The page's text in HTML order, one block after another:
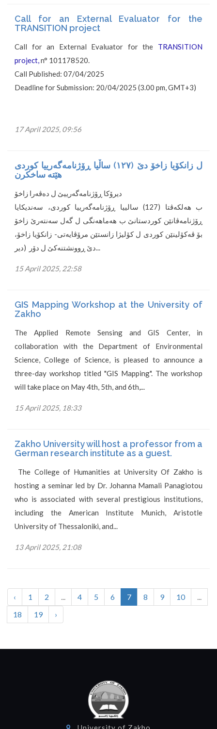
Call for an External Evaluator for the
TRANSITION project
Call for an External Evaluator for the TRANSITION
project,n° 101178520.
Call Published: 07/04/2025
Deadline for Submission: 20/04/2025 (3.00 pm, GMT+3)
17 April 2025, 09:56
ل زانکۆیا زاخۆ دێ (١٢٧) ساڵیا ڕۆژنامه‌گه‌رييا كوردى
هێتە ساخکرن
ديرۆكا ڕۆژنامەگەرییێ ل دەڤەرا زاخۆ
ب هه‌لكه‌ڤتا (127) سالييا ڕۆژنامه‌گه‌رييا كوردى، سه‌نديكايا
ڕۆژنامه‌ڤانێن كوردستانێ ب هه‌ماهه‌نگى ل گه‌ل سه‌نته‌رێ زاخۆ
بۆ ڤه‌كۆلينێن كوردى ل كۆليژا زانستێن مرۆڤايه‌تى- زانكۆيا زاخۆ،
دێ ڕوونشتنه‌كێ ل دۆر (دير...
15 April 2025, 22:58
GIS Mapping Workshop at the University of
Zakho
The Applied Remote Sensing and GIS Center, in
collaboration with the Department of Environmental
Science, College of Science, is pleased to announce a
three-day workshop titled "GIS Mapping". The workshop
will take place on May 4th, 5th, and 6th,...
15 April 2025, 18:33
Zakho University will host a professor from a
German research institute as a guest.
The College of Humanities at University Of Zakho is
hosting a seminar led by Dr. Johanna Mamali Panagiotou
who is associated with several prestigious institutions,
including the American Institute Munich, Aristotle
University of Thessaloniki, and...
13 April 2025, 21:08
‹ 1 2 ... 4 5 6 7 8 9 10
...
18
19 ›